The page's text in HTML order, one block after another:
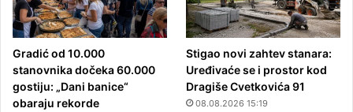
Gradić od 10.000
stanovnika dočeka 60.000
gostiju: „Dani banice“
obaraju rekorde
Stigao novi zahtev stanara:
Uređivaće se i prostor kod
Dragiše Cvetkovića 91
08.08.2026 15:19